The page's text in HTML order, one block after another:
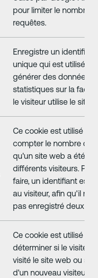
pour limiter le nombre
requêtes.
Enregistre un identifiant
unique qui est utilisé
générer des données
statistiques sur la
le visiteur utilise le site
Ce cookie est utilisé
compter le nombre de
qu'un site web a été
différents visiteurs.
faire, un identifiant est
au visiteur, afin qu'il ne
pas enregistré deux
Ce cookie est utilisé
déterminer si le visiteur
visité le site web ou s'il
d'un nouveau visiteur.